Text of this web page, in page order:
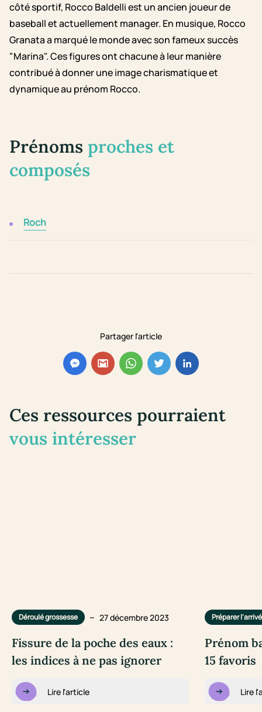
Partager l'article
côté sportif, Rocco Baldelli est un ancien joueur de
baseball et actuellement manager. En musique, Rocco
Granata a marqué le monde avec son fameux succès
"Marina". Ces figures ont chacune à leur manière
contribué à donner une image charismatique et
dynamique au prénom Rocco.
Prénoms proches et
composés
Roch
Ces ressources pourraient
vous intéresser
Déroulé grossesse – 27 décembre 2023
Fissure de la poche des eaux :
les indices à ne pas ignorer
Lire l'article
Préparer
Prénom
15 favoris
Lire